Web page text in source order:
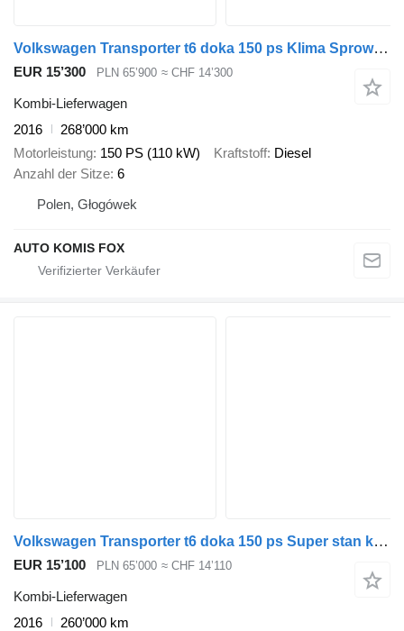
Volkswagen Transporter t6 doka 150 ps Klima Sprowadzony Serwisowany
EUR 15’300 PLN 65’900 ≈ CHF 14’300
Kombi-Lieferwagen
2016
268’000 km
Motorleistung 150 PS (110 kW) Kraftstoff Diesel
Anzahl der Sitze 6
Polen, Głogówek
AUTO KOMIS FOX
Volkswagen Transporter t6 doka 150 ps Super stan klima
EUR 15’100 PLN 65’000 ≈ CHF 14’110
Kombi-Lieferwagen
2016
260’000 km